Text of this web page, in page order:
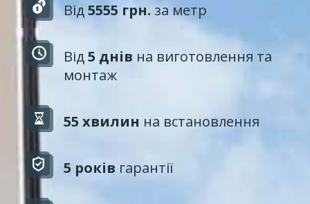
Від5555 грн. за метр
Від5 днів на виготовлення та
монтаж
55 хвилин на встановлення
5 років гарантії